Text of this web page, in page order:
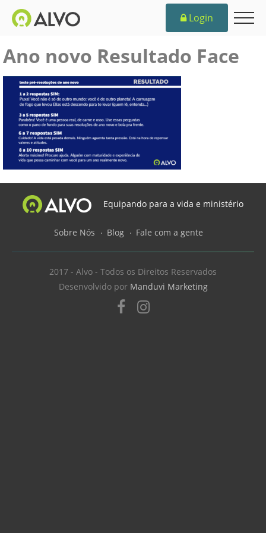
Login
Ano novo Resultado Face
Equipando para a vida e ministério
Sobre Nós Blog Fale com a gente
2017 - Alvo - Todos os Direitos Reservados
Desenvolvido por Manduvi Marketing